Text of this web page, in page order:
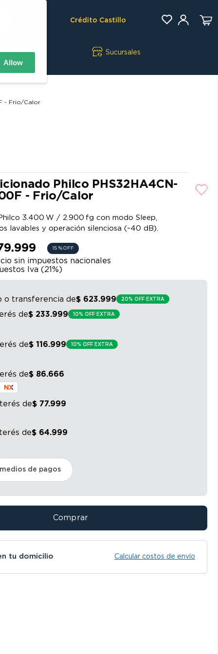
Crédito Castillo
Sucursales
- Frio/Calor
Philco PHS32HA4CN-
- Frio/Calor
3.400 W / 2.900 fg con modo Sleep,
lavables y operación silenciosa (~40 dB).
15 % OFF
sin impuestos nacionales
Iva (21%)
o transferencia de$ 623.999 20% OFF EXTRA
de$ 233.999 10% OFF EXTRA
de$ 116.999 10% OFF EXTRA
de$ 86.666
de$ 77.999
de$ 64.999
de pagos
Comprar
tu domicilio Calcular costos de envío
Allow